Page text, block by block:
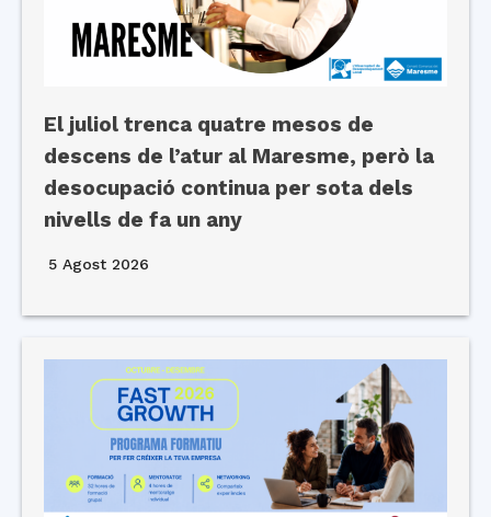
El juliol trenca quatre mesos de
descens de l’atur al Maresme, però la
desocupació continua per sota dels
nivells de fa un any
5 Agost 2026